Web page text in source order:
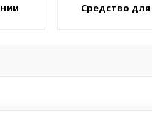
Средство